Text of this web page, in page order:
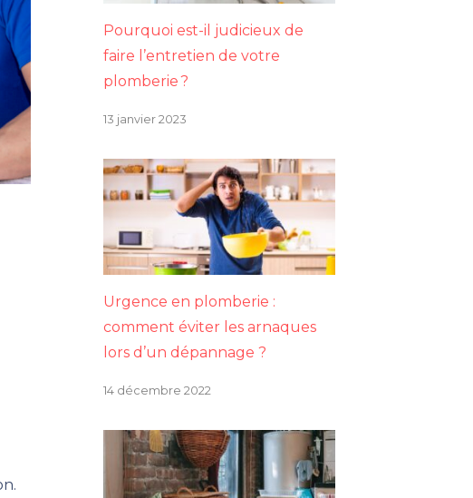
Pourquoi est-il judicieux de
faire l’entretien de votre
plomberie ?
13 janvier 2023
Urgence en plomberie :
comment éviter les arnaques
lors d’un dépannage ?
14 décembre 2022